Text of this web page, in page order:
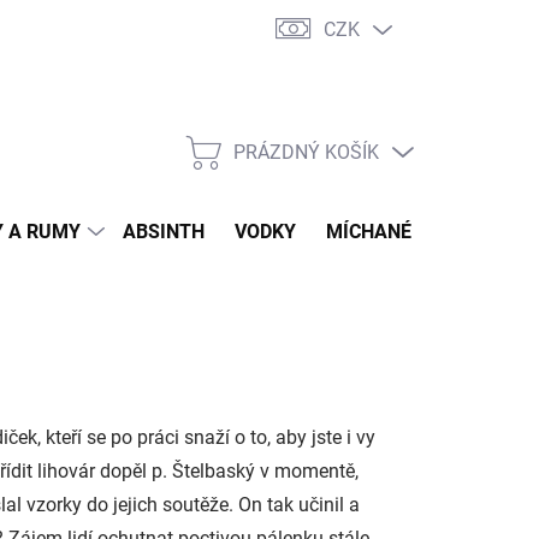
Doprava Jak balíme zásilky
CZK
NÁKUPNÍ
PRÁZDNÝ KOŠÍK
A RUMY ABSINTH VODKY MÍCHANÉ DRINKY
kteří se po práci snaží o to, aby jste i vy
lihovár dopěl p. Štelbaský v momentě,
vzorky do jejich soutěže. On tak učinil a